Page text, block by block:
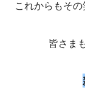
これからもそ
皆さま